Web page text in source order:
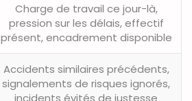
Charge de travail ce jour-là,
pression sur les délais, effectif
présent, encadrement disponible
Accidents similaires précédents,
signalements de risques ignorés,
incidents évités de justesse